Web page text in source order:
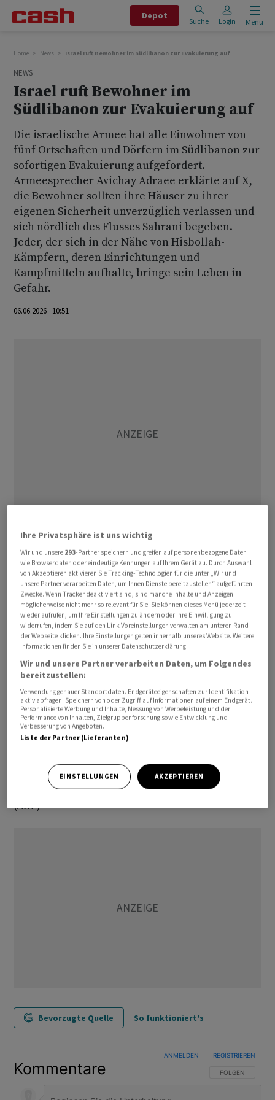
Depot
Suche Login Menu
Home News Israel ruft Bewohner im Südlibanon zur Evakuierung auf
NEWS
Israel ruft Bewohner im
Südlibanon zur Evakuierung auf
Die israelische Armee hat alle Einwohner von
fünf Ortschaften und Dörfern im Südlibanon zur
sofortigen Evakuierung aufgefordert.
Armeesprecher Avichay Adraee erklärte auf X,
die Bewohner sollten ihre Häuser zu ihrer
eigenen Sicherheit unverzüglich verlassen und
sich nördlich des Flusses Sahrani begeben.
Jeder, der sich in der Nähe von Hisbollah-
Kämpfern, deren Einrichtungen und
Kampfmitteln aufhalte, bringe sein Leben in
Gefahr.
06.06.2026 10:51
Der Armeesprecher begründete den
Evakuierungsbefehl auf X mit Verstössen der
libanesischen Hisbollah-Miliz gegen die Waffenruhe.
Hisbollah-Chef Naim Kassim hatte die Vereinbarung
zwischen der libanesischen Regierung und Israel
abgelehnt.
Der Sahrani-Fluss ist rund 30 Kilometer lang. Er
entspringt im Libanongebirge und mündet etwa sieben
Mittelmeer.
Die israelische Armee hatte vor den
Evakuierungsbefehlen über mehrere Drohnenangriffe
im Südlibanon berichtet.
(AWP)
Bevorzugte Quelle So funktioniert's
Kommentare FOLGE DIESER
FOLGEN
ANMELDEN REGISTRIEREN
Ihre Privatsphäre ist uns wichtig
Wir und unsere 293-Partner speichern und greifen auf personenbezogene Daten
wie Browserdaten oder eindeutige Kennungen auf Ihrem Gerät zu. Durch Auswahl
von Akzeptieren aktivieren Sie Tracking-Technologien für die unter „Wir und
unsere Partner verarbeiten Daten, um Ihnen Dienste bereitzustellen“ aufgeführten
Zwecke. Wenn Tracker deaktiviert sind, sind manche Inhalte und Anzeigen
möglicherweise nicht mehr so relevant für Sie. Sie können dieses Menü jederzeit
wieder aufrufen, um Ihre Einstellungen zu ändern oder Ihre Einwilligung zu
widerrufen, indem Sie auf den Link Voreinstellungen verwalten am unteren Rand
der Webseite klicken. Ihre Einstellungen gelten innerhalb unseres Website. Weitere
Informationen finden Sie in unserer Datenschutzerklärung.
Wir und unsere Partner verarbeiten Daten, um Folgendes
bereitzustellen:
Verwendung genauer Standortdaten. Endgeräteeigenschaften zur Identifikation
aktiv abfragen. Speichern von oder Zugriff auf Informationen auf einem Endgerät.
Personalisierte Werbung und Inhalte, Messung von Werbeleistung und der
Performance von Inhalten, Zielgruppenforschung sowie Entwicklung und
Verbesserung von Angeboten.
Liste der Partner (Lieferanten)
EINSTELLUNGEN AKZEPTIEREN